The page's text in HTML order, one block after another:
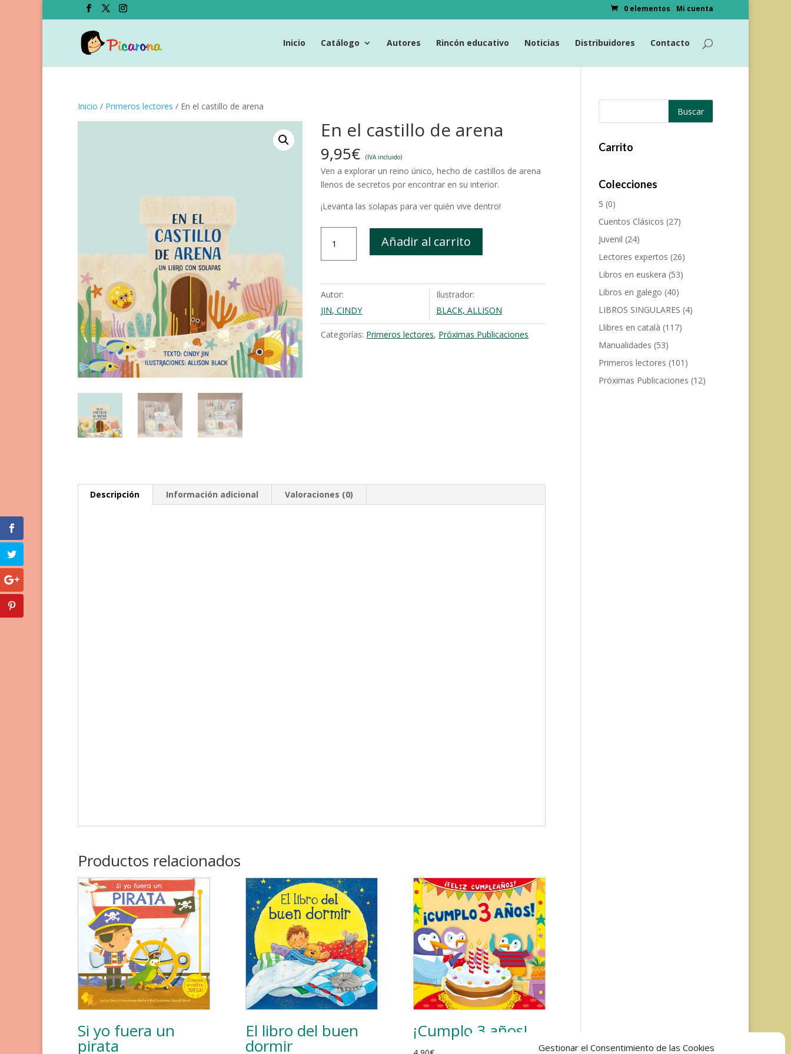
Gestionar el Consentimiento de las Cookies
Mi cuenta
0 elementos
Inicio Catálogo Autores Rincón educativo Noticias Distribuidores Contacto
Inicio / Primeros lectores / En el castillo de arena
En el castillo de arena
9,95€ (IVA incluido)
Ven a explorar un reino único, hecho de castillos de arena
llenos de secretos por encontrar en su interior.
¡Levanta las solapas para ver quién vive dentro!
castillo
arena
cantidad
Añadir al carrito
Autor:
JIN, CINDY
Ilustrador:
BLACK, ALLISON
Categorías: Primeros lectores, Próximas Publicaciones
Descripción Información adicional Valoraciones (0)
Productos relacionados
Si yo fuera un
pirata
El libro del buen
dormir
¡Cumplo 3 años!
Carrito
Colecciones
5 (0)
Cuentos Clásicos (27)
Juvenil (24)
Lectores expertos (26)
Libros en euskera (53)
Libros en galego (40)
LIBROS SINGULARES (4)
Llibres en català (117)
Manualidades (53)
Primeros lectores (101)
Próximas Publicaciones (12)